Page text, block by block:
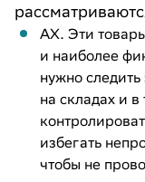
AX. Эти
и наиболее
нужно
на складах и в
избегать
чтобы не